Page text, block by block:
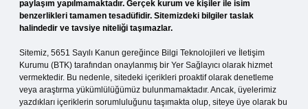
paylaşım yapılmamaktadır. Gerçek kurum ve kişiler ile isim
benzerlikleri tamamen tesadüfidir. Sitemizdeki bilgiler taslak
halindedir ve tavsiye niteliği taşımazlar.
Sitemiz, 5651 Sayılı Kanun gereğince Bilgi Teknolojileri ve İletişim
Kurumu (BTK) tarafından onaylanmış bir Yer Sağlayıcı olarak hizmet
vermektedir. Bu nedenle, sitedeki içerikleri proaktif olarak denetleme
veya araştırma yükümlülüğümüz bulunmamaktadır. Ancak, üyelerimiz
yazdıkları içeriklerin sorumluluğunu taşımakta olup, siteye üye olarak bu